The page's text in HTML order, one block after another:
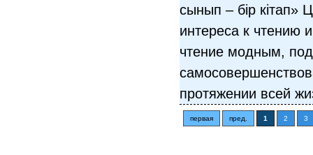
сынып – бір кітап»
интереса к чтению
чтение модным,
протяжении всей
первая пред. 1 2 3